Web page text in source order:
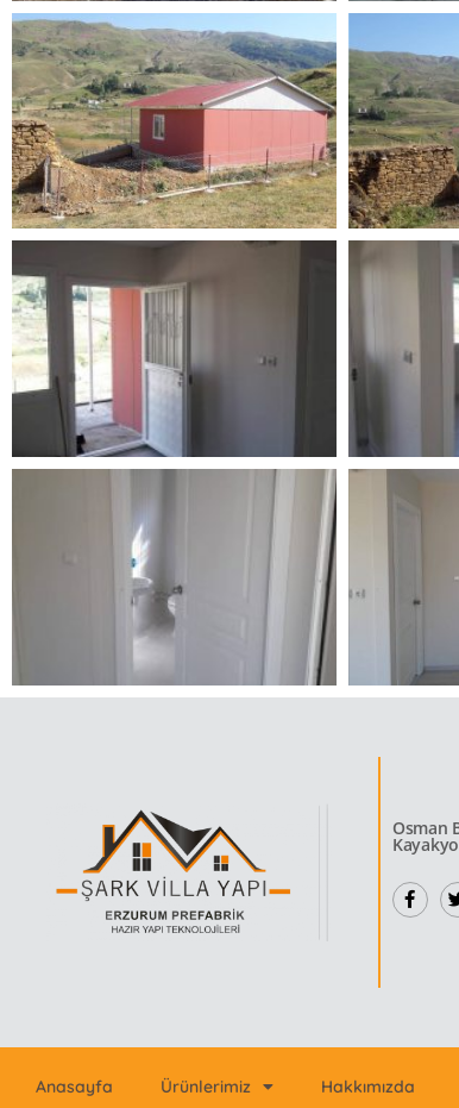
Osman
Anasayfa Ürünlerimiz Hakkımızda